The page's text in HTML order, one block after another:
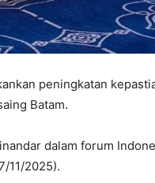
peningkatan
Batam.
dalam forum
11/2025).